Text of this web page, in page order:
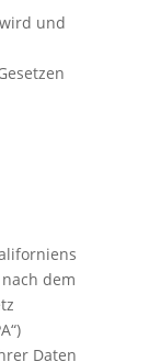
und
dem
Daten